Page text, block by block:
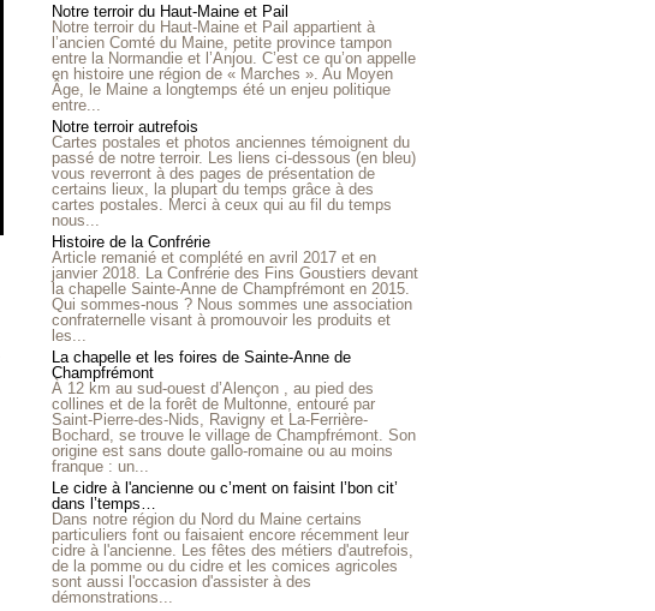
Notre terroir du Haut-Maine et Pail
Notre terroir du Haut-Maine et Pail appartient à
l’ancien Comté du Maine, petite province tampon
entre la Normandie et l’Anjou. C’est ce qu’on appelle
en histoire une région de « Marches ». Au Moyen
Âge, le Maine a longtemps été un enjeu politique
entre...
Notre terroir autrefois
Cartes postales et photos anciennes témoignent du
passé de notre terroir. Les liens ci-dessous (en bleu)
vous reverront à des pages de présentation de
certains lieux, la plupart du temps grâce à des
cartes postales. Merci à ceux qui au fil du temps
nous...
Histoire de la Confrérie
Article remanié et complété en avril 2017 et en
janvier 2018. La Confrérie des Fins Goustiers devant
la chapelle Sainte-Anne de Champfrémont en 2015.
Qui sommes-nous ? Nous sommes une association
confraternelle visant à promouvoir les produits et
les...
La chapelle et les foires de Sainte-Anne de
Champfrémont
À 12 km au sud-ouest d’Alençon , au pied des
collines et de la forêt de Multonne, entouré par
Saint-Pierre-des-Nids, Ravigny et La-Ferrière-
Bochard, se trouve le village de Champfrémont. Son
origine est sans doute gallo-romaine ou au moins
franque : un...
Le cidre à l'ancienne ou c’ment on faisint l’bon cit’
dans l’temps…
Dans notre région du Nord du Maine certains
particuliers font ou faisaient encore récemment leur
cidre à l'ancienne. Les fêtes des métiers d'autrefois,
de la pomme ou du cidre et les comices agricoles
sont aussi l'occasion d'assister à des
démonstrations...